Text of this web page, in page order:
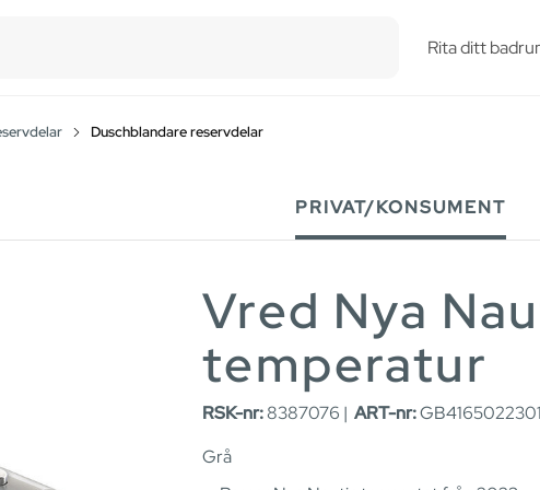
Rita ditt
Duschblandare reservdelar
PRIVAT/KONSUMENT
Vred Nya
temperatur
RSK-nr:8387076 | ART-nr:
Grå